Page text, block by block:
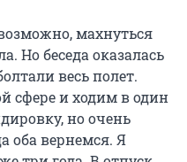
махнуться
Но беседа оказалась
весь полет.
сфере и ходим в один
но очень
оба вернемся. Я